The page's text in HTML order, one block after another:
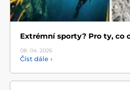
Extrémní sporty? Pro ty, co
08. 04. 2026
Číst dále ›